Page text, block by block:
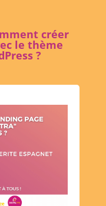
créer
le thème
?